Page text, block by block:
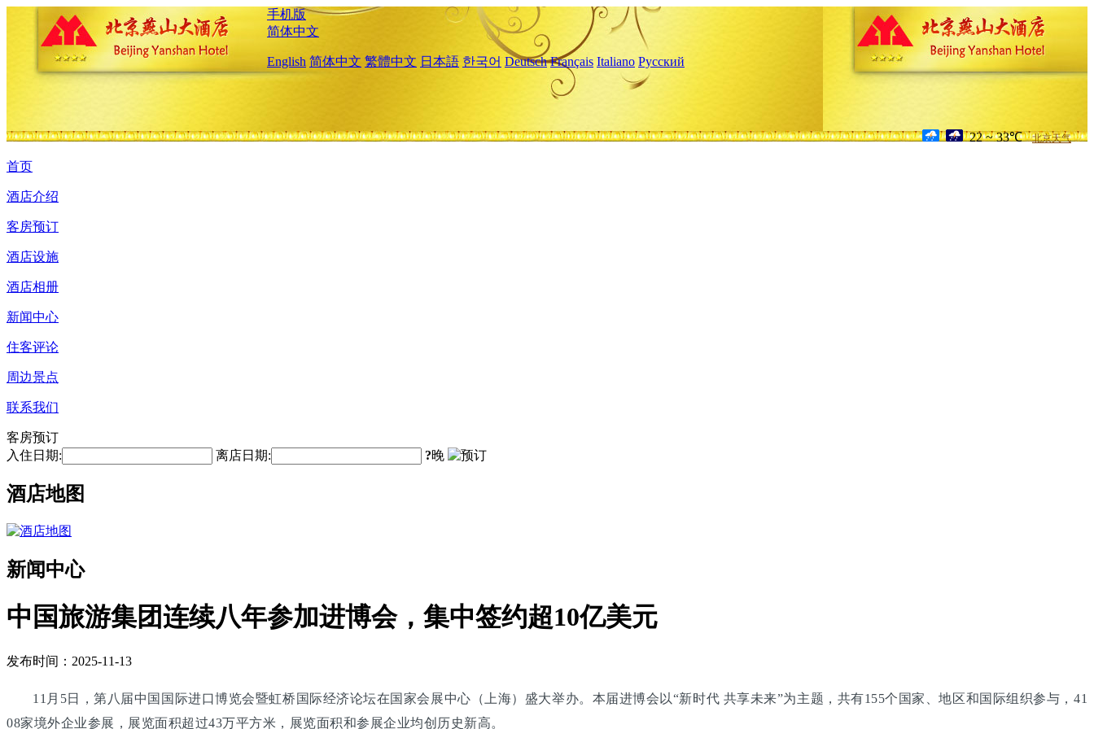
手机版
简体中文
English 简体中文 繁體中文 日本語 한국어 Deutsch Français Italiano Русский
22 ~ 33℃ 北京天气
首页
酒店介绍
客房预订
酒店设施
酒店相册
新闻中心
住客评论
周边景点
联系我们
客房预订
入住日期:
离店日期: ?晚
酒店地图
新闻中心
中国旅游集团连续八年参加进博会，集中签约超10亿美元
发布时间：2025-11-13
11月5日，第八届中国国际进口博览会暨虹桥国际经济论坛在国家会展中心（上海）盛大举办。本届进博会以“新时代 共享未来”为主题，共有155个国家、地区和国际组织参与，41
08家境外企业参展，展览面积超过43万平方米，展览面积和参展企业均创历史新高。